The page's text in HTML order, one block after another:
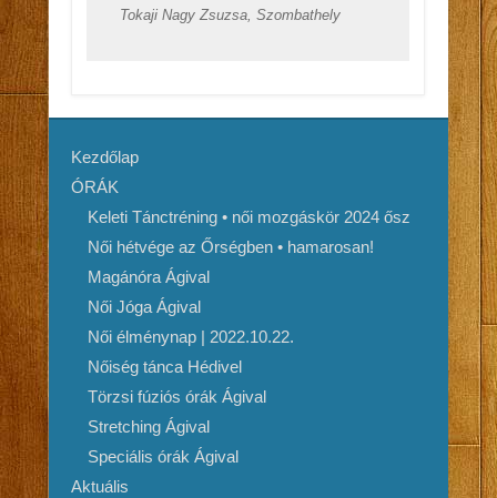
Tokaji Nagy Zsuzsa, Szombathely
Kezdőlap
ÓRÁK
Keleti Tánctréning • női mozgáskör 2024 ősz
Női hétvége az Őrségben • hamarosan!
Magánóra Ágival
Női Jóga Ágival
Női élménynap | 2022.10.22.
Nőiség tánca Hédivel
Törzsi fúziós órák Ágival
Stretching Ágival
Speciális órák Ágival
Aktuális